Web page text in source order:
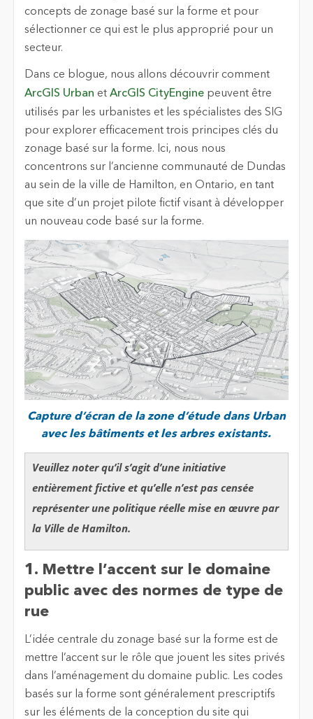
concepts de zonage basé sur la forme et pour
sélectionner ce qui est le plus approprié pour un
secteur.
Dans ce blogue, nous allons découvrir comment
ArcGIS Urban et ArcGIS CityEnginepeuvent être
utilisés par les urbanistes et les spécialistes des SIG
pour explorer efficacement trois principes clés du
zonage basé sur la forme. Ici, nous nous
concentrons sur l’ancienne communauté de Dundas
au sein de la ville de Hamilton, en Ontario, en tant
que site d’un projet pilote fictif visant à développer
un nouveau code basé sur la forme.
Capture d’écran de la zone d’étude dans Urban
avec les bâtiments et les arbres existants.
Veuillez noter qu’il s’agit d’une initiative
entièrement fictive et qu’elle n’est pas censée
représenter une politique réelle mise en œuvre par
la Ville de Hamilton.
1. Mettre l’accent sur le domaine
public avec des normes de type de
rue
L’idée centrale du zonage basé sur la forme est de
mettre l’accent sur le rôle que jouent les sites privés
dans l’aménagement du domaine public. Les codes
basés sur la forme sont généralement prescriptifs
sur les éléments de la conception du site qui